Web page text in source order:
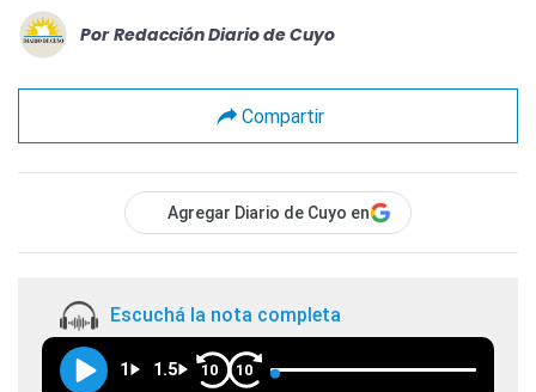
Por Redacción Diario de Cuyo
Compartir
Agregar Diario de Cuyo en
Escuchá la nota completa
1 1.5 10 10